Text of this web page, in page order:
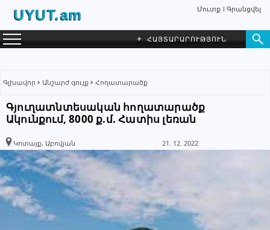
UYUT.am Մուտք Գրանցվել
+ ՀԱՅՏԱՐԱՐՈՒԹՅՈՒՆ
Գլխավոր Անշարժ գույք Հողատարածք
Գյուղատնտեսական հողատարածք
Ակունքում, 8000 ք.մ. Հատիս լեռան
Կոտայք, Աբովյան 21. 12. 2022
Garik
098 80 00 66
+374 98 80 00 66
+374 98 80 00 66